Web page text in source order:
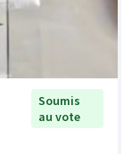
Soumis
au vote